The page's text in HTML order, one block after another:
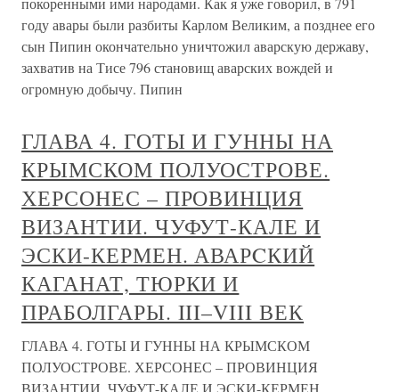
году авары были разбиты Карлом Великим, а позднее его
сын Пипин окончательно уничтожил аварскую державу,
захватив на Тисе 796 становищ аварских вождей и
огромную добычу. Пипин
ГЛАВА 4. ГОТЫ И ГУННЫ НА
КРЫМСКОМ ПОЛУОСТРОВЕ.
ХЕРСОНЕС – ПРОВИНЦИЯ
ВИЗАНТИИ. ЧУФУТ-КАЛЕ И
ЭСКИ-КЕРМЕН. АВАРCКИЙ
КАГАНАТ, ТЮРКИ И
ПРАБОЛГАРЫ. III–VIII ВЕК
ГЛАВА 4. ГОТЫ И ГУННЫ НА КРЫМСКОМ
ПОЛУОСТРОВЕ. ХЕРСОНЕС – ПРОВИНЦИЯ